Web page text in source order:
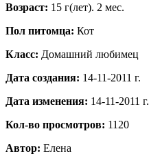
Возраст: 15 г(лет). 2 мес.
Пол питомца: Кот
Класс: Домашний любимец
Дата создания: 14-11-2011 г.
Дата изменения: 14-11-2011 г.
Кол-во просмотров: 1120
Автор: Елена